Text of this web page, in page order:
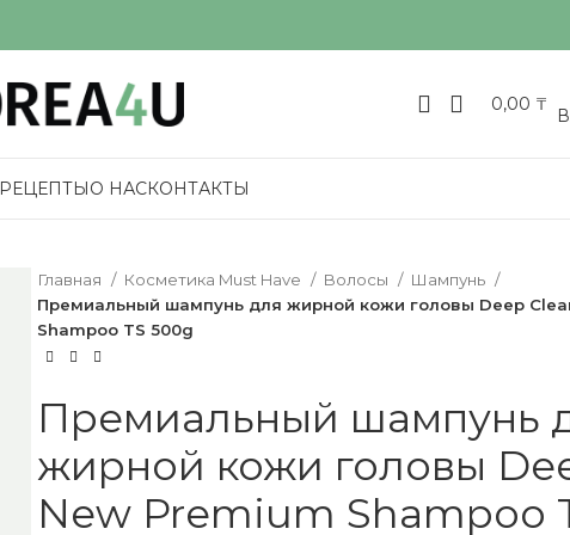
0,00 ₸
РЕЦЕПТЫО НАСКОНТАКТЫ
Главная Косметика Must Have Волосы
Шампунь
Премиальный шампунь для жирной кожи головы Deep
Shampoo TS 500g
Премиальный шампунь
жирной кожи головы
New Premium Shampoo